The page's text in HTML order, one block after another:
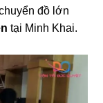
đồ lớn
tại Minh Khai.